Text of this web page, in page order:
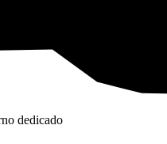
dedicado